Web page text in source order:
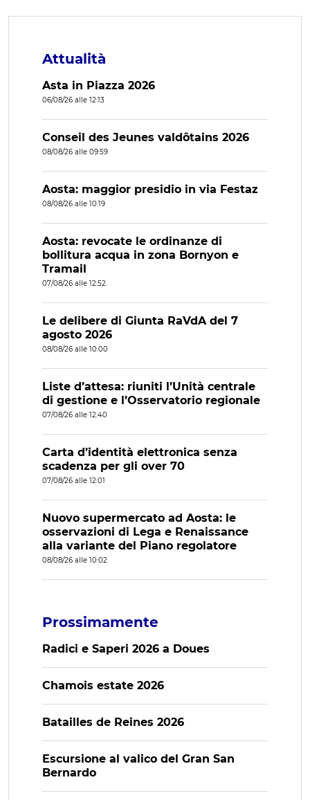
Attualità
Asta in Piazza 2026
06/08/26 alle 12:13
Conseil des Jeunes valdôtains 2026
08/08/26 alle 09:59
Aosta: maggior presidio in via Festaz
08/08/26 alle 10:19
Aosta: revocate le ordinanze di
bollitura acqua in zona Bornyon e
Tramail
07/08/26 alle 12:52
Le delibere di Giunta RaVdA del 7
agosto 2026
08/08/26 alle 10:00
Liste d’attesa: riuniti l’Unità centrale
di gestione e l’Osservatorio regionale
07/08/26 alle 12:40
Carta d’identità elettronica senza
scadenza per gli over 70
07/08/26 alle 12:01
Nuovo supermercato ad Aosta: le
osservazioni di Lega e Renaissance
alla variante del Piano regolatore
08/08/26 alle 10:02
Prossimamente
Radici e Saperi 2026 a Doues
Chamois estate 2026
Batailles de Reines 2026
Escursione al valico del Gran San
Bernardo